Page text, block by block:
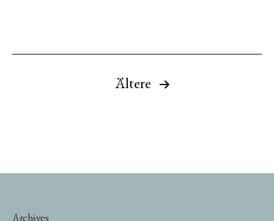
Seitennummerierung
Ältere
Archives